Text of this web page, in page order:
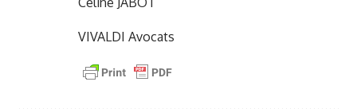
VIVALDI Avocats